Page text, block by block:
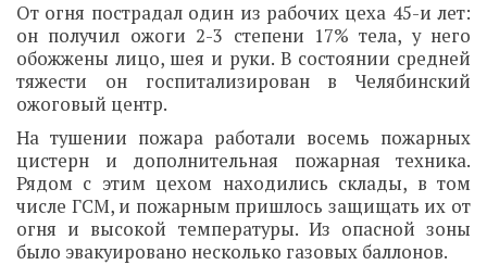
От огня пострадал один из рабочих цеха 45-и лет:
он получил ожоги 2-3 степени 17% тела, у него
обожжены лицо, шея и руки. В состоянии средней
тяжести он госпитализирован в Челябинский
ожоговый центр.
На тушении пожара работали восемь пожарных
цистерн и дополнительная пожарная техника.
Рядом с этим цехом находились склады, в том
числе ГСМ, и пожарным пришлось защищать их от
огня и высокой температуры. Из опасной зоны
было эвакуировано несколько газовых баллонов.